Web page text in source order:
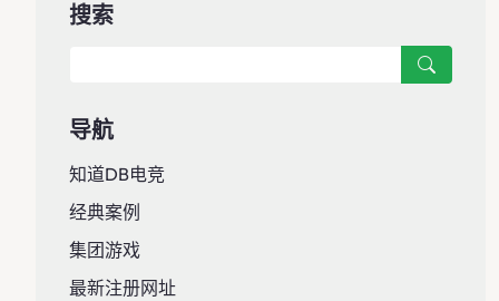
搜索
导航
知道DB电竞
经典案例
集团游戏
最新注册网址